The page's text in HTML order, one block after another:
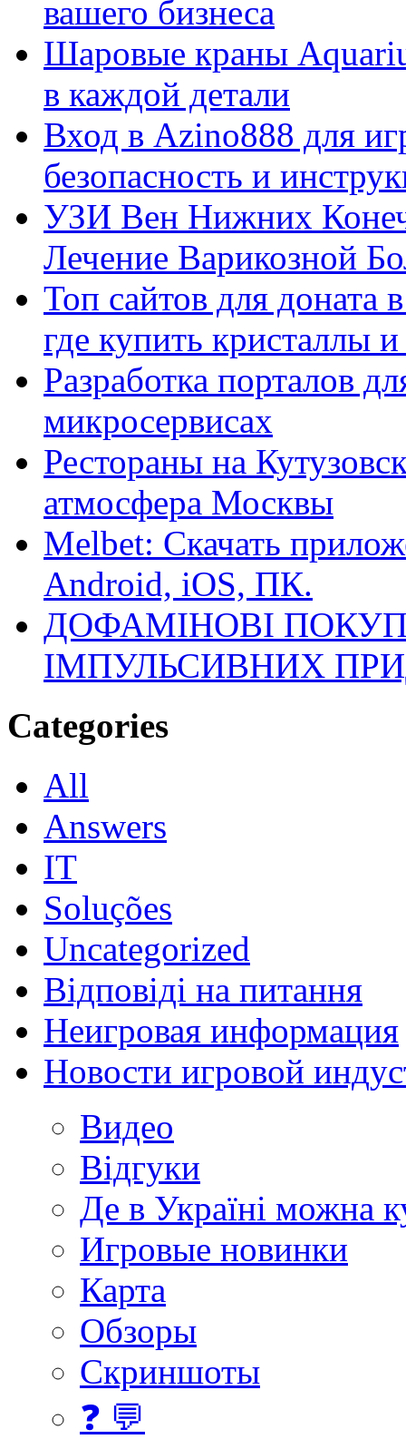
вашего бизнеса
Шаровые краны
в каждой детали
Вход в Azino888 для
безопасность и
УЗИ Вен Нижних
Лечение Варикозной
Топ сайтов для
где купить кристаллы
Разработка порталов
микросервисах
Рестораны на
атмосфера Москвы
Melbet: Скачать
Android, iOS, ПК.
ДОФАМІНОВІ
ІМПУЛЬСИВНИХ
Categories
All
Answers
IT
Soluções
Uncategorized
Відповіді на питання
Неигровая информация
Новости игровой
Видео
Відгуки
Де в Україні можна
Игровые новинки
Карта
Обзоры
Скриншоты
❓ 💬